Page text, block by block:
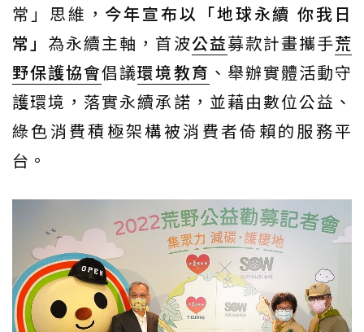
常」思維， 今年宣布以「地球永續 你我日
常」 為永續主軸，首波公益募款計畫攜手荒
野保護協會倡議環境教育 、舉辦實體活動守
護環境，落實永續承諾，並藉由數位公益、
綠色消費積極架構被消費者倚賴的服務平
台。